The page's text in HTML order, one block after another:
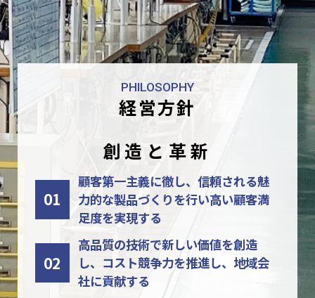
PHILOSOPHY
経営方針
創造と革新
01
顧客第一主義に徹し、信頼される魅
力的な製品づくりを行い高い顧客満
足度を実現する
02
高品質の技術で新しい価値を創造
し、 コスト競争力を推進し、地域会
社に貢献する